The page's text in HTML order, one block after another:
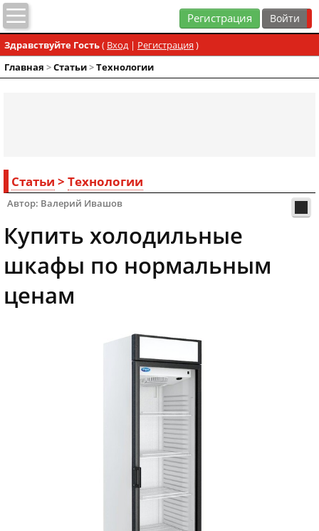
Регистрация
Здравствуйте Гость( Вход| Регистрация )
Главная >Статьи>Технологии
Статьи > Технологии
Автор: Валерий Ивашов
Купить холодильные
шкафы по нормальным
ценам